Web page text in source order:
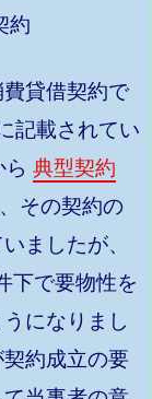
約
貸借契約で
記載されてい
典型契約
その契約の
ましたが、
下で要物性を
になりまし
約成立の要